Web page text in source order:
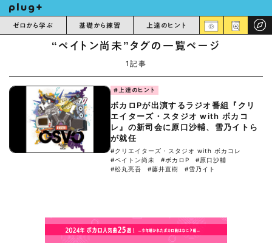
ゼロから学ぶ 基礎から練習 上達のヒント
“ペイトン尚未”タグの一覧ページ
1記事
#上達のヒント
ボカロPが出演するラジオ番組『クリ
エイターズ・スタジオ with ボカコ
レ』の新司会に原口沙輔、雪乃イトら
が就任
#クリエイターズ・スタジオ with ボカコレ
#ペイトン尚未
#ボカロP
#原口沙輔
#松丸亮吾
#藤井直樹 #雪乃イト